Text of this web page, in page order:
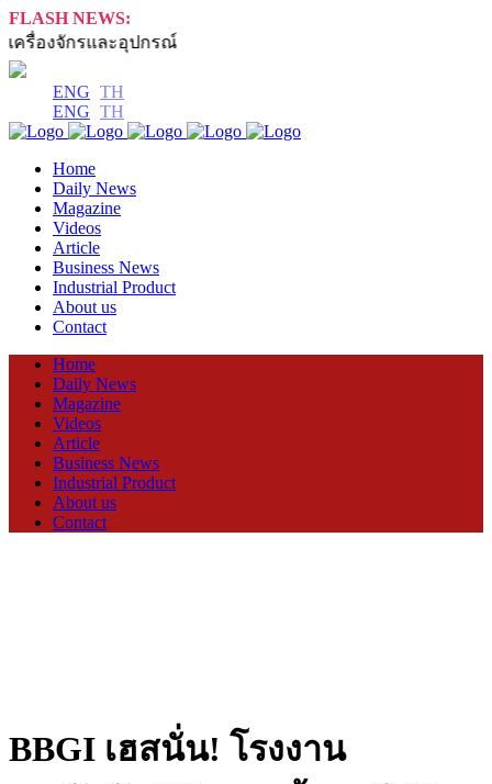
FLASH NEWS:
ครื่องจักรและอุปกรณ์
ENG TH
ENG TH
Home
Daily News
Magazine
Videos
Article
Business News
Industrial Product
About us
Contact
Home
Daily News
Magazine
Videos
Article
Business News
Industrial Product
About us
Contact
BBGI เฮสนั่น! โรงงาน